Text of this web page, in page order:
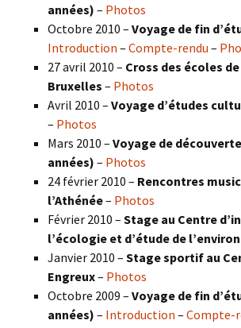
années) – Photos
Octobre 2010 – Voyage de fin
Introduction – Compte-rendu –
27 avril 2010 – Cross des écoles
Bruxelles – Photos
Avril 2010 – Voyage d’études
– Photos
Mars 2010 – Voyage de
années) – Photos
24 février 2010 – Rencontres
l’Athénée– Photos
Février 2010 – Stage au Centre
l’écologie et d’étude de
Janvier 2010 – Stage sportif au
Engreux– Photos
Octobre 2009 – Voyage de fin
années) – Introduction – Compte-